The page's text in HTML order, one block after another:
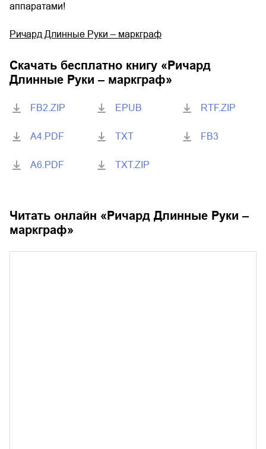
аппаратами!
Ричард Длинные Руки – маркграф
Скачать бесплатно книгу « Ричард
Длинные Руки – маркграф»
FB2.ZIP
A4.PDF
A6.PDF
EPUB
TXT
TXT.ZIP
RTF.ZIP
FB3
Читать онлайн « Ричард Длинные Руки –
маркграф»